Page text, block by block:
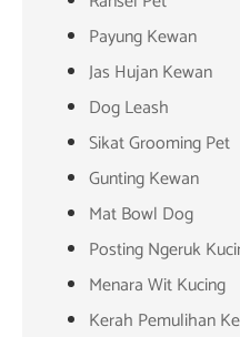
Payung Kewan
Jas Hujan Kewan
Dog Leash
Sikat Grooming Pet
Gunting Kewan
Mat Bowl Dog
Posting Ngeruk
Menara Wit Kucing
Kerah Pemulihan